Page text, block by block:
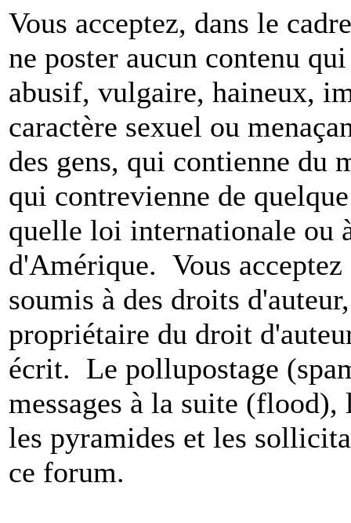
Vous acceptez, dans le
ne poster aucun contenu
abusif, vulgaire, haineux,
caractère sexuel ou
des gens, qui contienne du
qui contrevienne de
quelle loi internationale ou
d'Amérique. Vous
soumis à des droits
propriétaire du droit
écrit. Le pollupostage
messages à la suite
les pyramides et les
ce forum.